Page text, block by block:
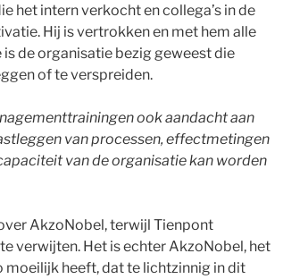
het intern verkocht en collega’s in de
Hij is vertrokken en met hem alle
is de organisatie bezig geweest die
of te verspreiden.
ook aandacht aan
van processen, effectmetingen
van de organisatie kan worden
AkzoNobel, terwijl Tienpont
verwijten. Het is echter AkzoNobel, het
heeft, dat te lichtzinnig in dit